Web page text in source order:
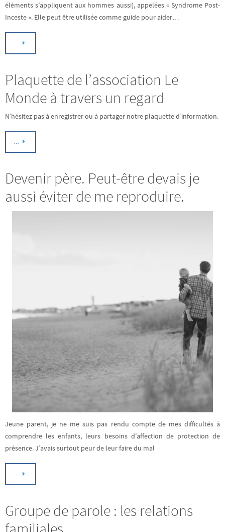
éléments s’appliquent aux hommes aussi), appelées « Syndrome Post-
Inceste ». Elle peut être utilisée comme guide pour aider…
Plaquette de l’association Le
Monde à travers un regard
N’hésitez pas à enregistrer ou à partager notre plaquette d’information.
…
Devenir père. Peut-être devais je
aussi éviter de me reproduire.
Jeune parent, je ne me suis pas rendu compte de mes difficultés à
comprendre les enfants, leurs besoins d’affection de protection de
présence. J’avais surtout peur de leur faire du mal
Groupe de parole : les relations